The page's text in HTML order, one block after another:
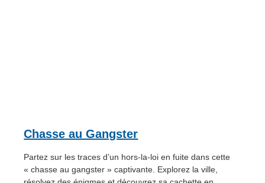
Chasse au Gangster
Partez sur les traces d’un hors-la-loi en fuite dans cette
« chasse au gangster » captivante. Explorez la ville,